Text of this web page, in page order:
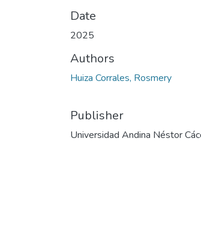
Date
2025
Authors
Huiza Corrales, Rosmery
Publisher
Universidad Andina Néstor